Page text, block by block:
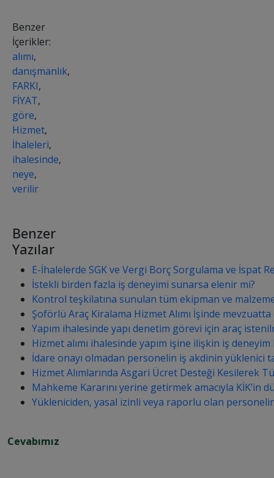
Benzer
İçerikler:
alımı,
danışmanlık,
FARKI,
FİYAT,
göre,
Hizmet,
İhaleleri,
ihalesinde,
neye,
verilir
Benzer
Yazılar
E-İhalelerde SGK ve Vergi Borç Sorgulama ve İspat
İstekli birden fazla iş deneyimi sunarsa elenir mi?
Kontrol teşkilatına sunulan tüm ekipman ve
Şoförlü Araç Kiralama Hizmet Alımı İşinde
Yapım ihalesinde yapı denetim görevi için araç
Hizmet alımı ihalesinde yapım işine ilişkin iş
İdare onayı olmadan personelin iş akdinin yüklenici
Hizmet Alımlarında Asgari Ücret Desteği Kesilerek
Mahkeme Kararını yerine getirmek amacıyla
Yükleniciden, yasal izinli veya raporlu olan
Cevabımız